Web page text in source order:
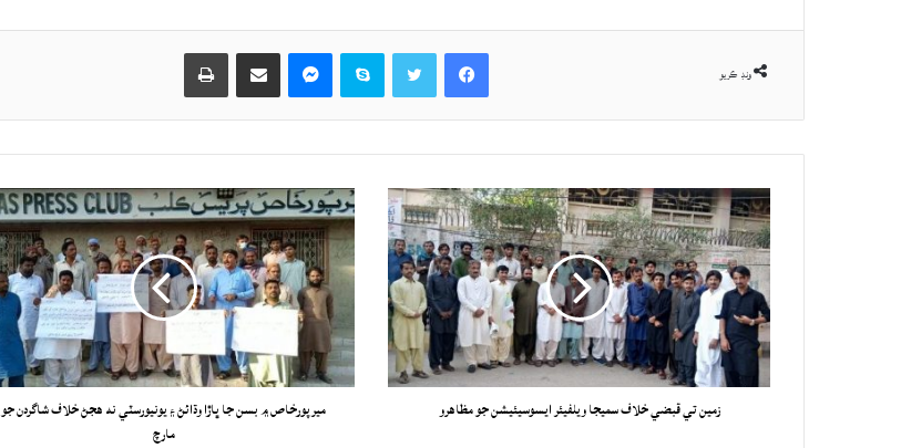
ونڊ ڪريو
Facebook
Skype حصيداري ڪريو اي ميل ذريعي
زمين تي قبضي خلاف سميجا ويلفيئر ايسوسيئيشن جو مظاهرو
ميرپورخاص ۾ بسن جا ڀاڙا وڌائڻ ۽ يونيورسٽي نه هجڻ خلاف شاگردن جو
مارچ